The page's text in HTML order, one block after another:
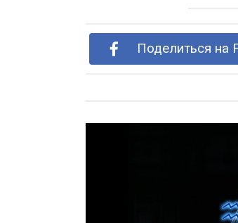
Поделиться на